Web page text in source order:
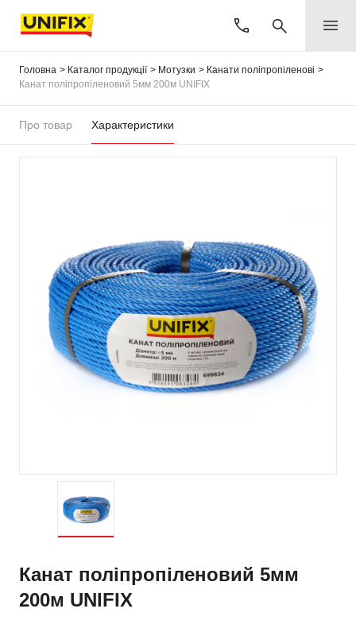
Головна Каталог продукції Мотузки
Канати поліпропіленові
Канат поліпропіленовий 5мм 200м UNIFIX
Про товар Характеристики
Канат поліпропіленовий 5мм
200м UNIFIX